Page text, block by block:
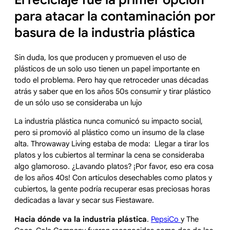
para atacar la contaminación por
basura de la industria plástica
Sin duda, los que producen y promueven el uso de
plásticos de un solo uso tienen un papel importante en
todo el problema. Pero hay que retroceder unas décadas
atrás y saber que en los años 50s consumir y tirar plástico
de un sólo uso se consideraba un lujo
La industria plástica nunca comunicó su impacto social,
pero si promovió al plástico como un insumo de la clase
alta. Throwaway Living estaba de moda: Llegar a tirar los
platos y los cubiertos al terminar la cena se consideraba
algo glamoroso. ¿Lavando platos? ¡Por favor, eso era cosa
de los años 40s! Con artículos desechables como platos y
cubiertos, la gente podría recuperar esas preciosas horas
dedicadas a lavar y secar sus Fiestaware.
Hacia dónde va la industria plástica. PepsiCo y The